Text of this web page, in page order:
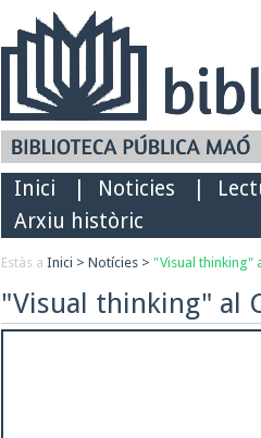
Inici Noticies
Arxiu històric
Estàs a Inici > Notícies > "Visual thinking"
"Visual thinking" al